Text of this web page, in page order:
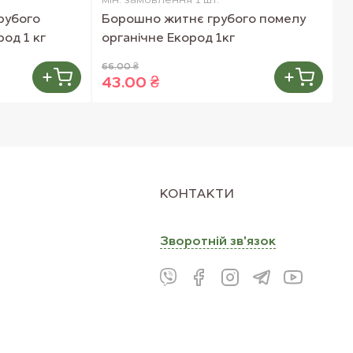
1 кг
Борошно житнє грубого помелу
органічне Екород 1кг
66.00 ₴
43.00 ₴
КОНТАКТИ
Зворотнiй зв'язок